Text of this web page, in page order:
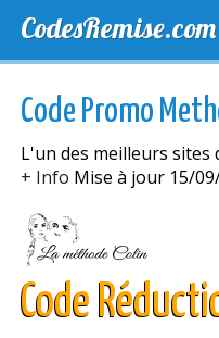
CodesRemise.com
NOUVELLES
Code Promo
L'un des meilleurs sites
+ Info Mise à jour 15/
Code